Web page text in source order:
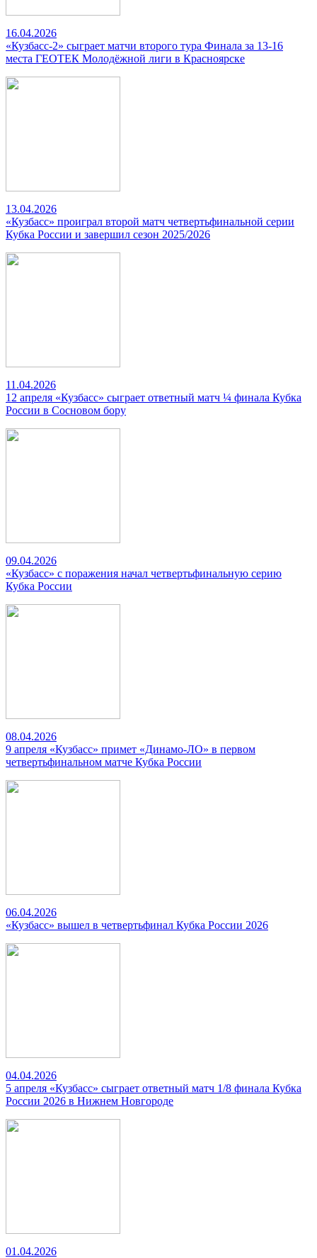
16.04.2026
«Кузбасс-2» сыграет матчи второго тура Финала за 13-16
места ГЕОТЕК Молодёжной лиги в Красноярске
13.04.2026
«Кузбасс» проиграл второй матч четвертьфинальной серии
Кубка России и завершил сезон 2025/2026
11.04.2026
12 апреля «Кузбасс» сыграет ответный матч ¼ финала Кубка
России в Сосновом бору
09.04.2026
«Кузбасс» с поражения начал четвертьфинальную серию
Кубка России
08.04.2026
9 апреля «Кузбасс» примет «Динамо-ЛО» в первом
четвертьфинальном матче Кубка России
06.04.2026
«Кузбасс» вышел в четвертьфинал Кубка России 2026
04.04.2026
5 апреля «Кузбасс» сыграет ответный матч 1/8 финала Кубка
России 2026 в Нижнем Новгороде
01.04.2026